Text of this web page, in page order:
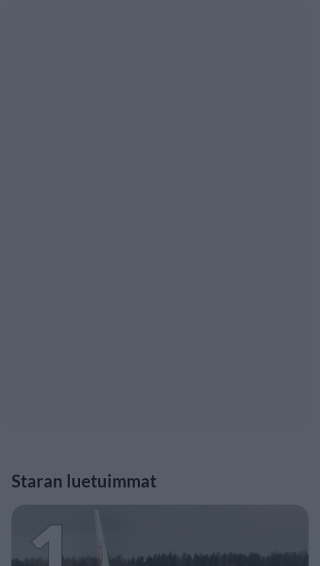
Staran luetuimmat